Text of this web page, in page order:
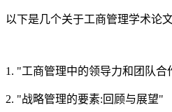
以下是几个关于工商管理学术论
1. "工商管理中的领导力和团队合
2. "战略管理的要素:回顾与展望"